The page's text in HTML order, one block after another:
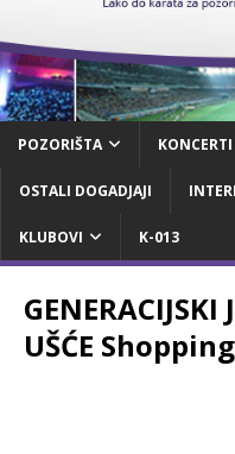
POZORIŠTA KONCERTI
OSTALI DOGADJAJI
KLUBOVI K-013
UŠĆE